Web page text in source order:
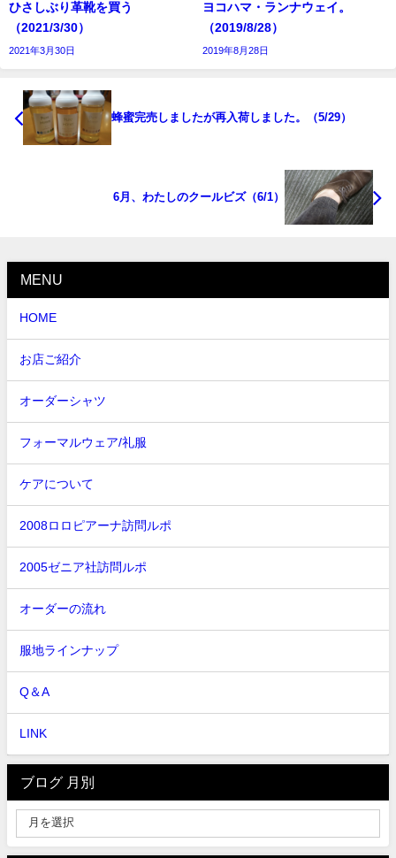
ひさしぶり革靴を買う
（2021/3/30）
2021年3月30日
ヨコハマ・ランナウェイ。
（2019/8/28）
2019年8月28日
蜂蜜完売しましたが再入荷しました。（5/29）
6月、わたしのクールビズ（6/1）
MENU
HOME
お店ご紹介
オーダーシャツ
フォーマルウェア/礼服
ケアについて
2008ロロピアーナ訪問ルポ
2005ゼニア社訪問ルポ
オーダーの流れ
服地ラインナップ
Q＆A
LINK
ブログ 月別